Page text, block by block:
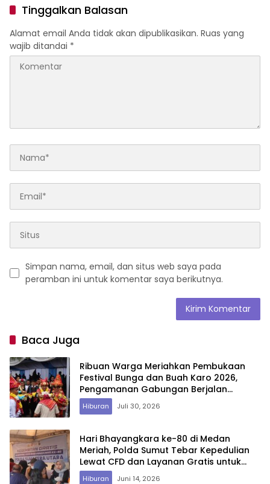
Tinggalkan Balasan
Alamat email Anda tidak akan dipublikasikan. Ruas yang
wajib ditandai *
Simpan nama, email, dan situs web saya pada
peramban ini untuk komentar saya berikutnya.
Baca Juga
Ribuan Warga Meriahkan Pembukaan
Festival Bunga dan Buah Karo 2026,
Pengamanan Gabungan Berjalan
Maksimal
Hiburan Juli 30, 2026
Hari Bhayangkara ke-80 di Medan
Meriah, Polda Sumut Tebar Kepedulian
Lewat CFD dan Layanan Gratis untuk
Warga
Hiburan Juni 14, 2026